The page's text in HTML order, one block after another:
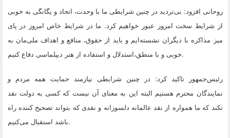
روحانی افزود: بی‌تردید در چنین شرایطی ما با وحدت، اتحاد و یگانگی به خوبی
از شرایط سخت امروز عبور خواهیم کرد. ما در شرایط خاص امروز در پای
میز مذاکره با دیگران نشسته‌ایم و باید از حقوق، منافع و اهداف ملی‌مان به
خوبی و با منطق،‌استدلال و استفاده از هنر دیپلماسی دفاع کنیم.
رئیس‌جمهور تاکید کرد: ‌در چنین شرایطی نیازمند حمایت همه مردم و
نمایندگان محترم هستیم البته این به معنای آن نیست که کسی به دولت نقد
نکند که ما همواره از نقد عالمانه دلسوزانه و نقدی که بتواند تصحیح کننده راه
باشد استقبال می‌کنیم.